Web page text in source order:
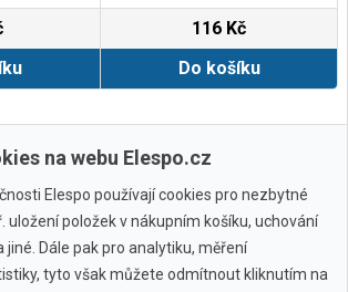
116 Kč
Do košíku
Zobrazit další
na webu Elespo.cz
Elespo používají cookies pro nezbytné
uložení položek v nákupním košíku, uchování
jiné. Dále pak pro analytiku, měření
tyto však můžete odmítnout kliknutím na